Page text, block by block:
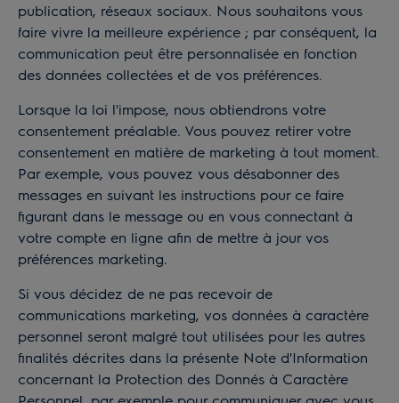
publication, réseaux sociaux. Nous souhaitons vous
faire vivre la meilleure expérience ; par conséquent, la
communication peut être personnalisée en fonction
des données collectées et de vos préférences.
Lorsque la loi l'impose, nous obtiendrons votre
consentement préalable. Vous pouvez retirer votre
consentement en matière de marketing à tout moment.
Par exemple, vous pouvez vous désabonner des
messages en suivant les instructions pour ce faire
figurant dans le message ou en vous connectant à
votre compte en ligne afin de mettre à jour vos
préférences marketing.
Si vous décidez de ne pas recevoir de
communications marketing, vos données à caractère
personnel seront malgré tout utilisées pour les autres
finalités décrites dans la présente Note d'Information
concernant la Protection des Donnés à Caractère